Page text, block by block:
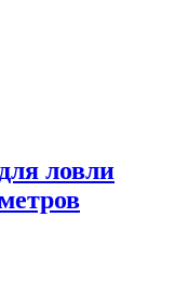
ловли